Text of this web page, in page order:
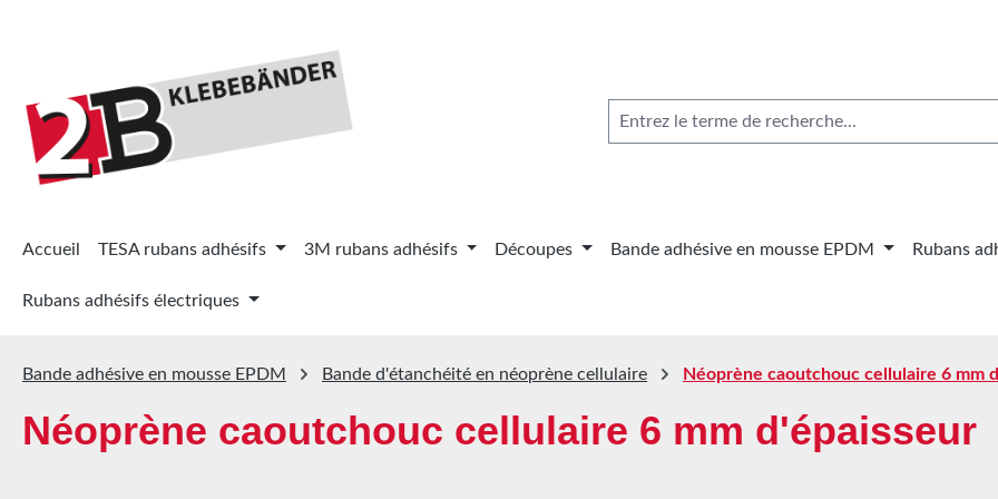
Accueil TESA rubans adhésifs 3M rubans adhésifs Découpes Bande adhésive en mousse EPDM Rubans
Rubans adhésifs électriques
Bande adhésive en mousse EPDM Bande d'étanchéité en néoprène cellulaire Néoprène caoutchouc cellulaire 6 mm
Néoprène caoutchouc cellulaire 6 mm d'épaisseur